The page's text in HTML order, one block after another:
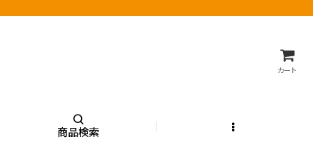
カート
商品検索